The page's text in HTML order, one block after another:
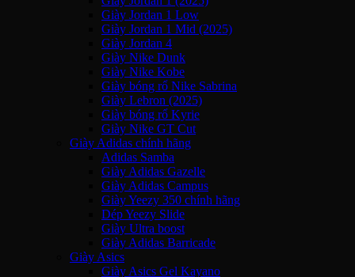
Giày Jordan 1 Low
Giày Jordan 1 Mid (2025)
Giày Jordan 4
Giày Nike Dunk
Giày Nike Kobe
Giày bóng rổ Nike Sabrina
Giày Lebron (2025)
Giày bóng rổ Kyrie
Giày Nike GT Cut
Giày Adidas chính hãng
Adidas Samba
Giày Adidas Gazelle
Giày Adidas Campus
Giày Yeezy 350 chính hãng
Dép Yeezy Slide
Giày Ultra boost
Giày Adidas Barricade
Giày Asics
Giày Asics Gel Kayano